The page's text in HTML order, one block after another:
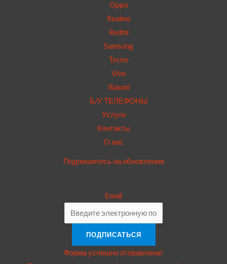
Oppo
Realme
Redmi
Samsung
Tecno
Vivo
Xiaomi
Б/У ТЕЛЕФОНЫ
Услуги
Контакты
О нас
Подпишитесь на обновления
Email
ПОДПИСАТЬСЯ
Форма успешно отправлена!